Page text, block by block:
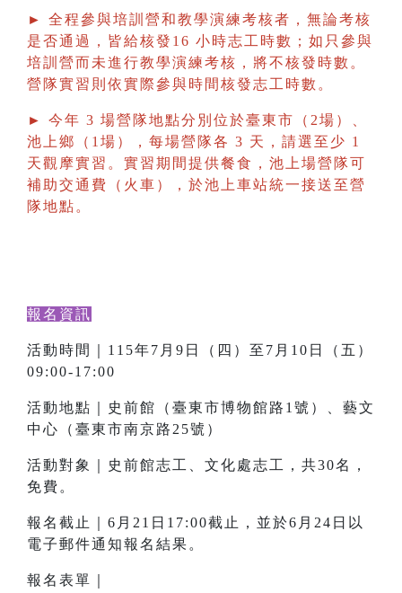
► 全程參與培訓營和教學演練考核者，無論考核
是否通過，皆給核發16 小時志工時數；如只參與
培訓營而未進行教學演練考核，將不核發時數。
營隊實習則依實際參與時間核發志工時數。
► 今年 3 場營隊地點分別位於臺東市（2場）、
池上鄉（1場），每場營隊各 3 天，請選至少 1
天觀摩實習。實習期間提供餐食，池上場營隊可
補助交通費（火車），於池上車站統一接送至營
隊地點。
報名資訊
活動時間｜115年7月9日（四）至7月10日（五）
09:00-17:00
活動地點｜史前館（臺東市博物館路1號）、藝文
中心（臺東市南京路25號）
活動對象｜史前館志工、文化處志工，共30名，
免費。
報名截止｜6月21日17:00截止，並於6月24日以
電子郵件通知報名結果。
報名表單｜